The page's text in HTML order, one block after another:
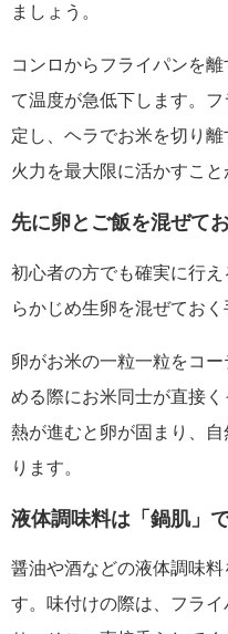
ましょう。
コンロからフライパンを
て温度が急低下します。
定し、ヘラでお米を切り離
火力を最大限に活かすこと
先に卵とご飯を混ぜて
初心者の方でも確実に行
らかじめ生卵を混ぜておく
卵がお米の一粒一粒をコ
める際にお米同士が直接
熱が進むと卵が固まり、
ります。
液体調味料は「鍋肌」
醤油や酒などの液体調味
す。味付けの際は、フラ